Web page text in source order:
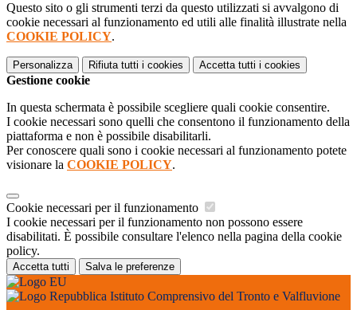
Questo sito o gli strumenti terzi da questo utilizzati si avvalgono di
cookie necessari al funzionamento ed utili alle finalità illustrate nella
COOKIE POLICY.
Personalizza Rifiuta tutti i cookies Accetta tutti i cookies
Gestione cookie
In questa schermata è possibile scegliere quali cookie consentire.
I cookie necessari sono quelli che consentono il funzionamento della
piattaforma e non è possibile disabilitarli.
Per conoscere quali sono i cookie necessari al funzionamento potete
visionare la COOKIE POLICY.
Cookie necessari per il funzionamento
I cookie necessari per il funzionamento non possono essere
disabilitati. È possibile consultare l'elenco nella pagina della cookie
policy.
Accetta tutti Salva le preferenze
Istituto Comprensivo del Tronto e Valfluvione